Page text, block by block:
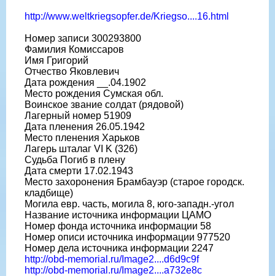
http://www.weltkriegsopfer.de/Kriegso....16.html
Номер записи 300293800
Фамилия Комиссаров
Имя Григорий
Отчество Яковлевич
Дата рождения __.04.1902
Место рождения Сумская обл.
Воинское звание солдат (рядовой)
Лагерный номер 51909
Дата пленения 26.05.1942
Место пленения Харьков
Лагерь шталаг VI K (326)
Судьба Погиб в плену
Дата смерти 17.02.1943
Место захоронения Брамбауэр (старое городск.
кладбище)
Могила евр. часть, могила 8, юго-западн.-угол
Название источника информации ЦАМО
Номер фонда источника информации 58
Номер описи источника информации 977520
Номер дела источника информации 2247
http://obd-memorial.ru/Image2....d6d9c9f
http://obd-memorial.ru/Image2....a732e8c